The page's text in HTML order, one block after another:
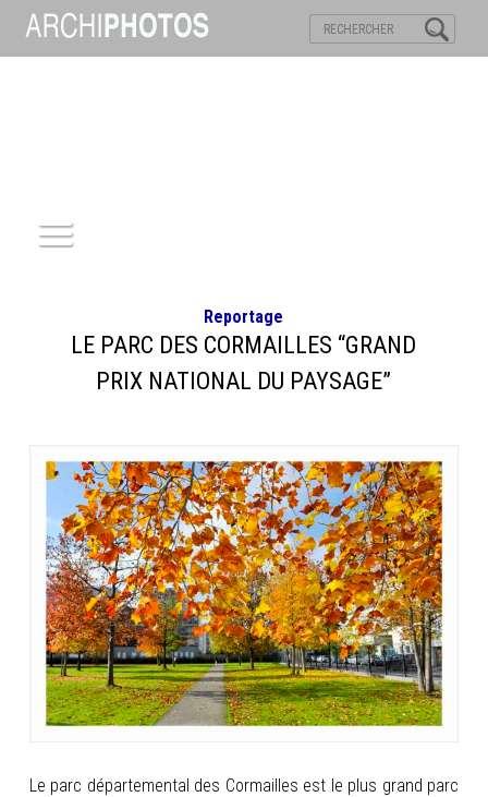
ARCHITECTURE
PATRIMOINE
PORTFOLIO
CONTACT
Reportage
LE PARC DES CORMAILLES “GRAND
PRIX NATIONAL DU PAYSAGE”
Le parc départemental des Cormailles est le plus grand parc